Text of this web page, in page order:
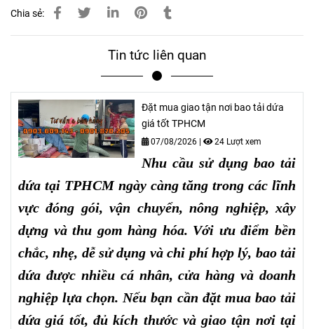
Chia sẻ:
Tin tức liên quan
Đặt mua giao tận nơi bao tải dứa
giá tốt TPHCM
07/08/2026 | 24 Lượt xem
Nhu cầu sử dụng bao tải
dứa tại TPHCM ngày càng tăng trong các lĩnh
vực đóng gói, vận chuyển, nông nghiệp, xây
dựng và thu gom hàng hóa. Với ưu điểm bền
chắc, nhẹ, dễ sử dụng và chi phí hợp lý, bao tải
dứa được nhiều cá nhân, cửa hàng và doanh
nghiệp lựa chọn. Nếu bạn cần đặt mua bao tải
dứa giá tốt, đủ kích thước và giao tận nơi tại